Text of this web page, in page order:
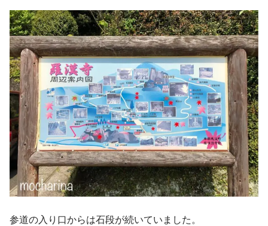
参道の入り口からは石段が続いていました。